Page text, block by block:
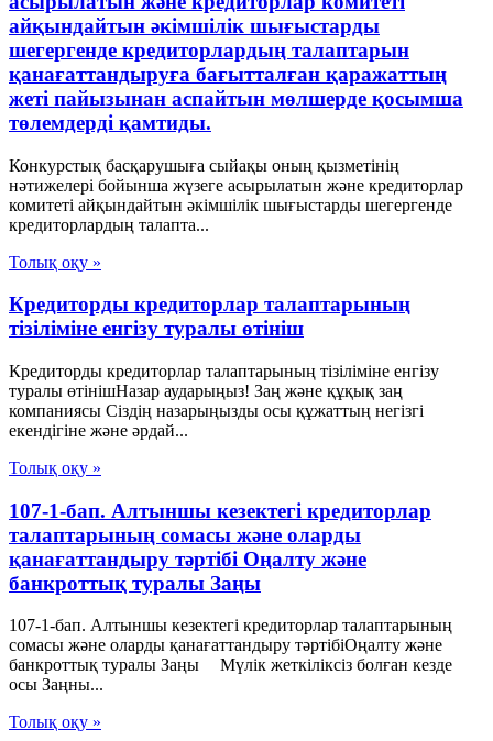
айқындайтын әкімшілік шығыстарды
шегергенде кредиторлардың талаптарын
қанағаттандыруға бағытталған қаражаттың
жеті пайызынан аспайтын мөлшерде қосымша
төлемдерді қамтиды.
Конкурстық басқарушыға сыйақы оның қызметінің
нәтижелері бойынша жүзеге асырылатын және кредиторлар
комитеті айқындайтын әкімшілік шығыстарды шегергенде
кредиторлардың талапта...
Толық оқу »
Кредиторды кредиторлар талаптарының
тізіліміне енгізу туралы өтініш
Кредиторды кредиторлар талаптарының тізіліміне енгізу
туралы өтінішНазар аударыңыз! Заң және құқық заң
компаниясы Сіздің назарыңызды осы құжаттың негізгі
екендігіне және әрдай...
Толық оқу »
107-1-бап. Алтыншы кезектегі кредиторлар
талаптарының сомасы және оларды
қанағаттандыру тәртібі Оңалту және
банкроттық туралы Заңы
107-1-бап. Алтыншы кезектегі кредиторлар талаптарының
сомасы және оларды қанағаттандыру тәртібіОңалту және
банкроттық туралы Заңы Мүлік жеткіліксіз болған кезде
осы Заңны...
Толық оқу »